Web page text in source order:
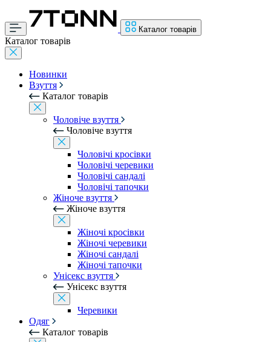
Каталог товарів
Каталог товарів
Новинки
Взуття
Каталог товарів
Чоловіче взуття
Чоловіче взуття
Чоловічі кросівки
Чоловічі черевики
Чоловічі сандалі
Чоловічі тапочки
Жіноче взуття
Жіноче взуття
Жіночі кросівки
Жіночі черевики
Жіночі сандалі
Жіночі тапочки
Унісекс взуття
Унісекс взуття
Черевики
Одяг
Каталог товарів